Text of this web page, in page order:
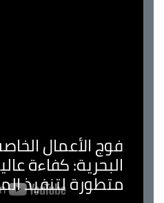
فوج الأعمال
البحرية: كفاءة
متطورة لتنفيذ